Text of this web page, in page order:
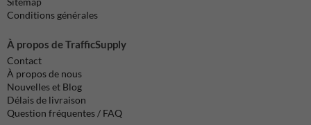
Conditions générales
À propos de TrafficSupply
Contact
À propos de nous
Nouvelles et Blog
Délais de livraison
Question fréquentes / FAQ